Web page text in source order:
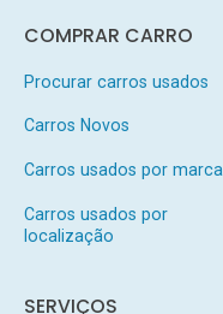
COMPRAR CARRO
Procurar carros usados
Carros Novos
Carros usados por marca
Carros usados por
localização
SERVIÇOS